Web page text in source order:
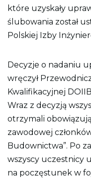
które uzyskały
ślubowania został
Polskiej Izby
Decyzje o nadaniu
wręczył
Kwalifikacyjnej
Wraz z decyzją
otrzymali
zawodowej
Budownictwa”. Po
wszyscy uczestnicy
na poczęstunek w